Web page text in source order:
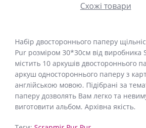
Схожі товари
Набір двостороннього паперу
Pur розміром 30*30см від виробника
містить 10 аркушів двостороннього
аркуш одностороннього паперу з
англійською мовою. Підібрані за
паперу дозволять Вам легко та
виготовити альбом. Архівна якість.